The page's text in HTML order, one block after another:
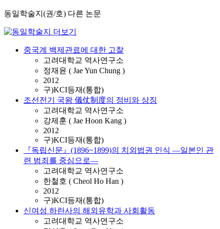
동일학술지(권/호) 다른 논문
중국계 백제관료에 대한 고찰
고려대학교 역사연구소
정재윤 ( Jae Yun Chung )
2012
구)KCI등재(통합)
조선전기 국왕 儀仗制度의 정비와 상징
고려대학교 역사연구소
강제훈 ( Jae Hoon Kang )
2012
구)KCI등재(통합)
『독립신문』(1896~1899)의 치외법권 인식 ―일본인 관
련 범죄를 중심으로―
고려대학교 역사연구소
한철호 ( Cheol Ho Han )
2012
구)KCI등재(통합)
신여성 하란사의 해외유학과 사회활동
고려대학교 역사연구소